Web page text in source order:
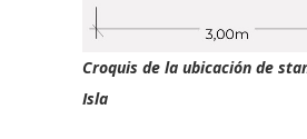
Croquis de la ubicación de
Isla